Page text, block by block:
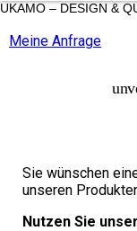
UKAMO – DESIGN &
Meine Anfrage
Sie wünschen
unseren
Nutzen Sie